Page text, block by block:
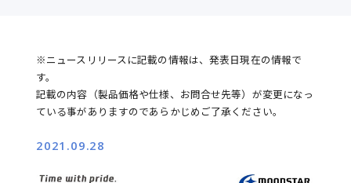
※ニュースリリースに記載の情報は、発表日現在の情報で
す。
記載の内容（製品価格や仕様、お問合せ先等）が変更になっ
ている事がありますのであらかじめご了承ください。
2021.09.28